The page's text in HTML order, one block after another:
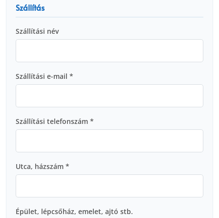
Szállítás
Szállítási név
Szállítási e-mail *
Szállítási telefonszám *
Utca, házszám *
Épület, lépcsőház, emelet, ajtó stb.